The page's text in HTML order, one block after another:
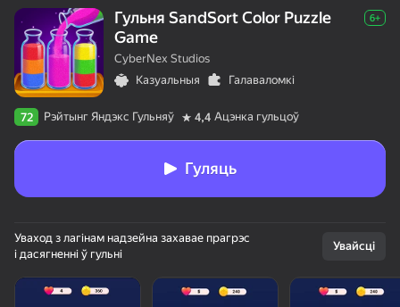
Гульня SandSort Color Puzzle
Game
6+
CyberNex Studios
Казуальныя
Галаваломкі
72 Рэйтынг Яндэкс Гульняў 4,4 Ацэнка гульцоў
Гуляць
Уваход з лагінам надзейна захавае прагрэс
і дасягненні ў гульні
Увайсці